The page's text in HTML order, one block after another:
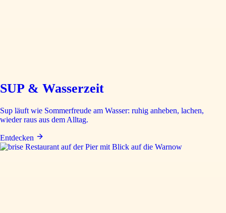
SUP & Wasserzeit
Sup läuft wie Sommerfreude am Wasser: ruhig anheben, lachen,
wieder raus aus dem Alltag.
Entdecken